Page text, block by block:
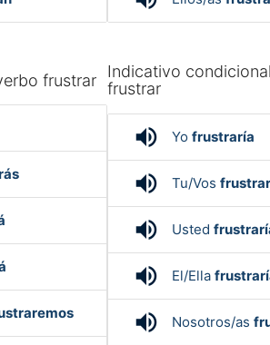
frustrar
Indicativo
frustrar
volume_up Yofrustraría
volume_up Tu/Vos
volume_up Usted
volume_up El/Ella
volume_up Nosotros/as